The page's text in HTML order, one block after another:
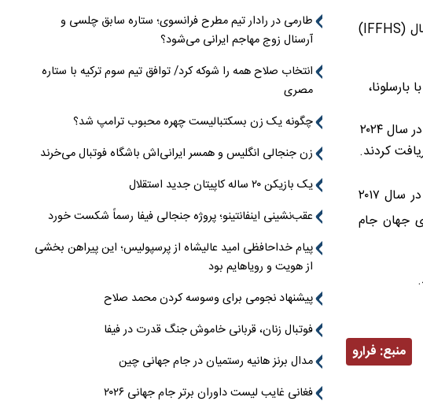
رئال مادرید به دلیل روز‌های فراموش نشدنی‌ای که در سال ۲۰۲۴ سپری کرد از نگاه فدراسیون بین‌المللی تاریخ و آمار فوتبال (IFFHS)
فدراسیون بین‌المللی تاریخ و آمار فوتبال در همین رابطه نوشت: “رئال مادرید به عنوان بهترین باشگاه فوتبال مردان جهان در سال ۲۰۲۴
بار این جایزه را دریافت کردند.
تیم کارلو آنچلوتی سالی فراموش نشدنی را پشت سر گذاشت و پنج عنوان قهرمانی را به دست آورد. قبل از این فقط در سال ۲۰۱۷
جهان جام
منبع: فرارو
طارمی در رادار تیم مطرح فرانسوی؛ ستاره سابق چلسی و
آرسنال زوج مهاجم ایرانی می‌شود؟
انتخاب صلاح همه را شوکه کرد/ توافق تیم سوم ترکیه با ستاره
مصری
چگونه یک زن بسکتبالیست چهره محبوب ترامپ شد؟
زن جنجالی انگلیس و همسر ایرانی‌اش باشگاه فوتبال می‌خرند
یک بازیکن ۲۰ ساله کاپیتان جدید استقلال
عقب‌نشینی اینفانتینو؛ پروژه جنجالی فیفا رسماً شکست خورد
پیام خداحافظی امید عالیشاه از پرسپولیس؛ این پیراهن بخشی
از هویت و رویاهایم بود
پیشنهاد نجومی برای وسوسه کردن محمد صلاح
فوتبال زنان، قربانی خاموش جنگ قدرت در فیفا
مدال برنز هانیه رستمیان در جام جهانی چین
فغانی غایب لیست داوران برتر جام جهانی ۲۰۲۶